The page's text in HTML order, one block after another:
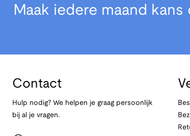
Maak iedere maand
Contact
Hulp nodig? We helpen je graag persoonlijk
bij al je vragen.